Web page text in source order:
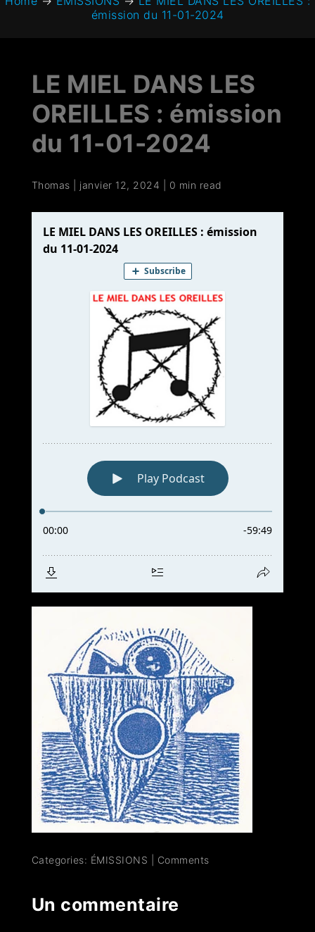
émission du 11-01-2024
LE MIEL DANS LES
OREILLES : émission
du 11-01-2024
Thomas janvier 12, 2024 0 min read
Categories: ÉMISSIONS Comments
Un commentaire